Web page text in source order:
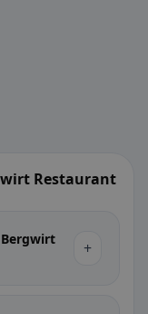
Restaurant
Bergwirt
+